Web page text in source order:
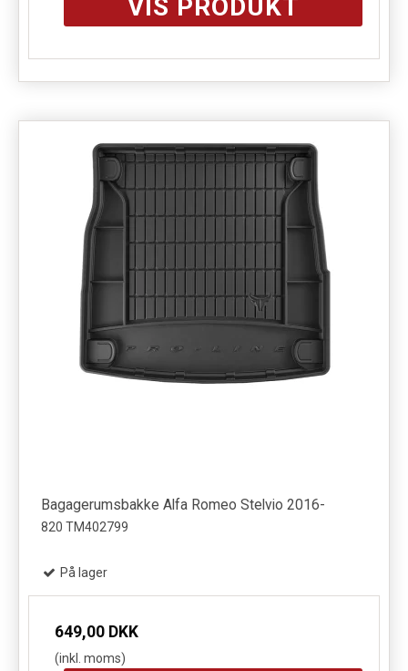
VIS PRODUKT
Bagagerumsbakke Alfa Romeo Stelvio 2016-
820 TM402799
På lager
649,00 DKK
(inkl. moms)